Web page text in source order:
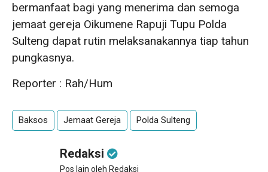
bermanfaat bagi yang menerima dan semoga
jemaat gereja Oikumene Rapuji Tupu Polda
Sulteng dapat rutin melaksanakannya tiap tahun
pungkasnya.
Reporter : Rah/Hum
Baksos Jemaat Gereja Polda Sulteng
Redaksi
Pos lain oleh Redaksi